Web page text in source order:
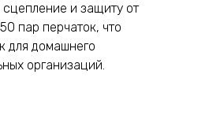
сцепление и защиту от
пар перчаток, что
для домашнего
организаций.